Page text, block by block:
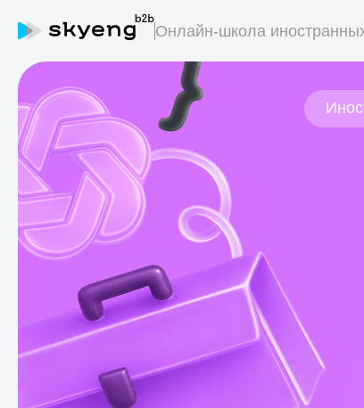
Онлайн-школа